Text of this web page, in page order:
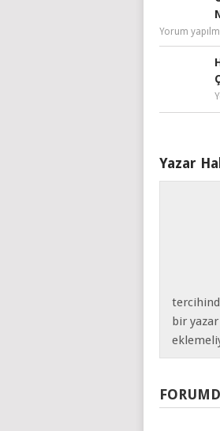
Yorum
Yazar
bir